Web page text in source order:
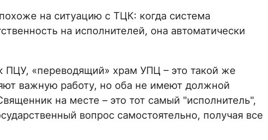
на ситуацию с ТЦК: когда система
на исполнителей, она автоматически
ПЦУ, «переводящий» храм УПЦ – это такой же
важную работу, но оба не имеют должной
на месте – это тот самый "исполнитель",
вопрос самостоятельно, получая все